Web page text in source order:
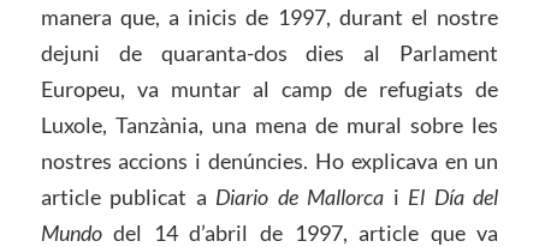
manera que, a inicis de 1997, durant el nostre
dejuni de quaranta-dos dies al Parlament
Europeu, va muntar al camp de refugiats de
Luxole, Tanzània, una mena de mural sobre les
nostres accions i denúncies. Ho explicava en un
article publicat a Diario de Mallorca i El Día del
Mundodel 14 d’abril de 1997, article que va